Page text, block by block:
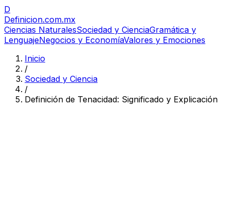
D
Definicion.com.mx
Ciencias NaturalesSociedad y CienciaGramática y
LenguajeNegocios y EconomíaValores y Emociones
Inicio
/
Sociedad y Ciencia
/
Definición de Tenacidad: Significado y Explicación